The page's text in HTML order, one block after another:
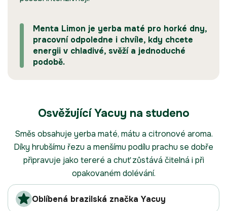
Menta Limon je yerba maté pro horké dny,
pracovní odpoledne i chvíle, kdy chcete
energii v chladivé, svěží a jednoduché
podobě.
Osvěžující Yacuy na studeno
Směs obsahuje yerba maté, mátu a citronové aroma.
Díky hrubšímu řezu a menšímu podílu prachu se dobře
připravuje jako tereré a chuť zůstává čitelná i při
opakovaném dolévání.
Oblíbená brazilská značka Yacuy